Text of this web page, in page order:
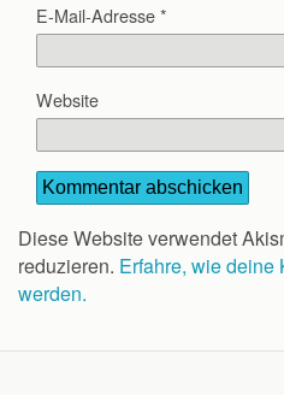
E-Mail-Adresse*
Website
Diese Website verwendet
reduzieren. Erfahre, wie deine
werden.